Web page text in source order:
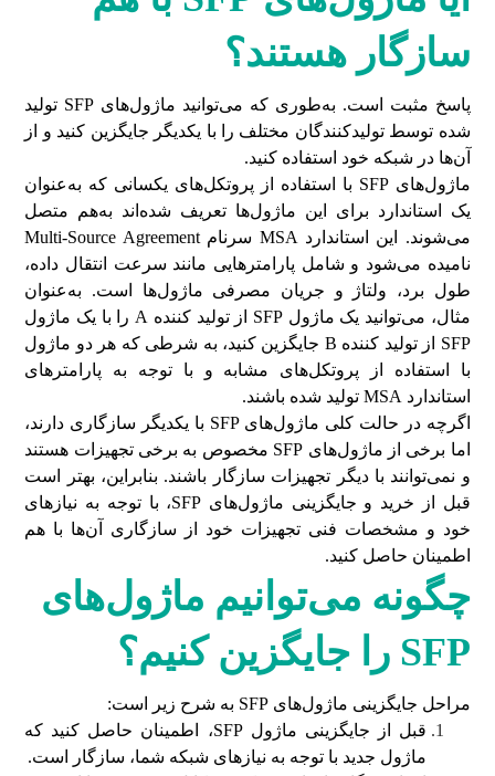
سازگار هستند؟
پاسخ مثبت است. به‌طوری که می‌توانید ماژول‌های SFP تولید
شده توسط تولید‌کنندگان مختلف را با یکدیگر جایگزین کنید و از
آن‌ها در شبکه خود استفاده کنید.
ماژول‌های SFP با استفاده از پروتکل‌های یکسانی که به‌عنوان
یک استاندارد برای این ماژول‌ها تعریف شده‌اند به‌هم متصل
می‌شوند. این استاندارد MSA سرنام Multi-Source Agreement
نامیده می‌شود و شامل پارامترهایی مانند سرعت انتقال داده،
طول برد، ولتاژ و جریان مصرفی ماژول‌ها است. به‌عنوان
مثال، می‌توانید یک ماژول SFP از تولید کننده A را با یک ماژول
SFP از تولید کننده B جایگزین کنید، به شرطی که هر دو ماژول
با استفاده از پروتکل‌های مشابه و با توجه به پارامترهای
استاندارد MSA تولید شده باشند.
اگرچه در حالت کلی ماژول‌های SFP با یکدیگر سازگاری دارند،
اما برخی از ماژول‌های SFP مخصوص به برخی تجهیزات هستند
و نمی‌توانند با دیگر تجهیزات سازگار باشند. بنابراین، بهتر است
قبل از خرید و جایگزینی ماژول‌های SFP، با توجه به نیازهای
خود و مشخصات فنی تجهیزات خود از سازگاری آن‌ها با هم
اطمینان حاصل کنید.
چگونه می‌توانیم ماژول‌های
SFP را جایگزین کنیم؟
مراحل جایگزینی ماژول‌های SFP به شرح زیر است:
قبل از جایگزینی ماژول SFP، اطمینان حاصل کنید که
ماژول جدید با توجه به نیازهای شبکه شما، سازگار است.